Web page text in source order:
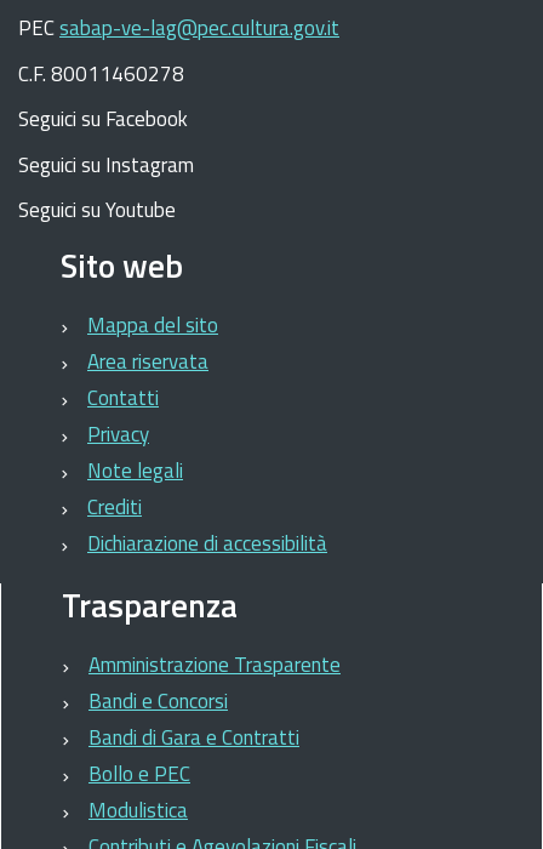
PECsabap-ve-lag@pec.cultura.gov.it
C.F. 80011460278
Seguici su Facebook
Seguici su Instagram
Seguici su Youtube
Sito web
Mappa del sito
Area riservata
Contatti
Privacy
Note legali
Crediti
Dichiarazione di accessibilità
Trasparenza
Amministrazione Trasparente
Bandi e Concorsi
Bandi di Gara e Contratti
Bollo e PEC
Modulistica